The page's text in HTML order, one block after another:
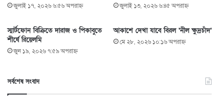
জুলাই ১৭, ২০২৬ ৬:৫৬ অপরাহ্ণ জুলাই ১৩, ২০২৬ ৬:৪৫ অপরাহ্ণ
স্মার্টফোন বিক্রিতে দারাজ ও পিকাবুতে
শীর্ষে রিয়েলমি
জুন ১৯, ২০২৬ ৭:৫৯ অপরাহ্ণ
আকাশে দেখা যাবে বিরল ‘নীল ক্ষুদ্রচাঁদ’
মে ২৮, ২০২৬ ১০:১৬ অপরাহ্ণ
সর্বশেষ সংবাদ